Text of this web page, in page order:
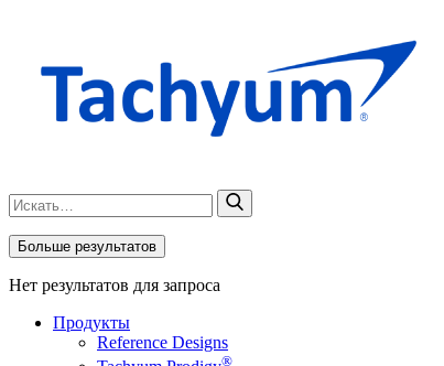
Больше результатов
Нет результатов для запроса
Продукты
Reference Designs
®